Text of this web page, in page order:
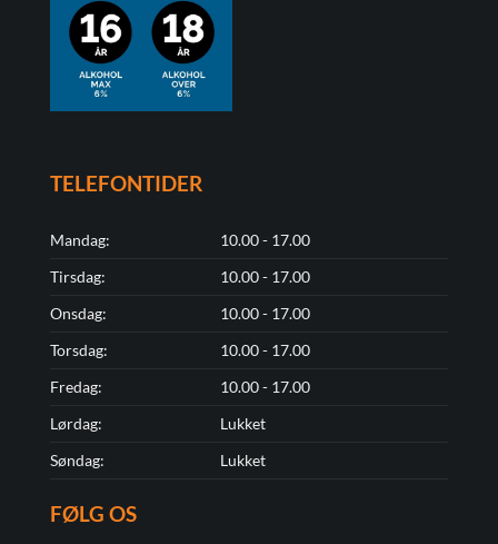
TELEFONTIDER
Mandag:
10.00 - 17.00
Tirsdag:
10.00 - 17.00
Onsdag:
10.00 - 17.00
Torsdag:
10.00 - 17.00
Fredag:
10.00 - 17.00
Lørdag:
Lukket
Søndag:
Lukket
FØLG OS